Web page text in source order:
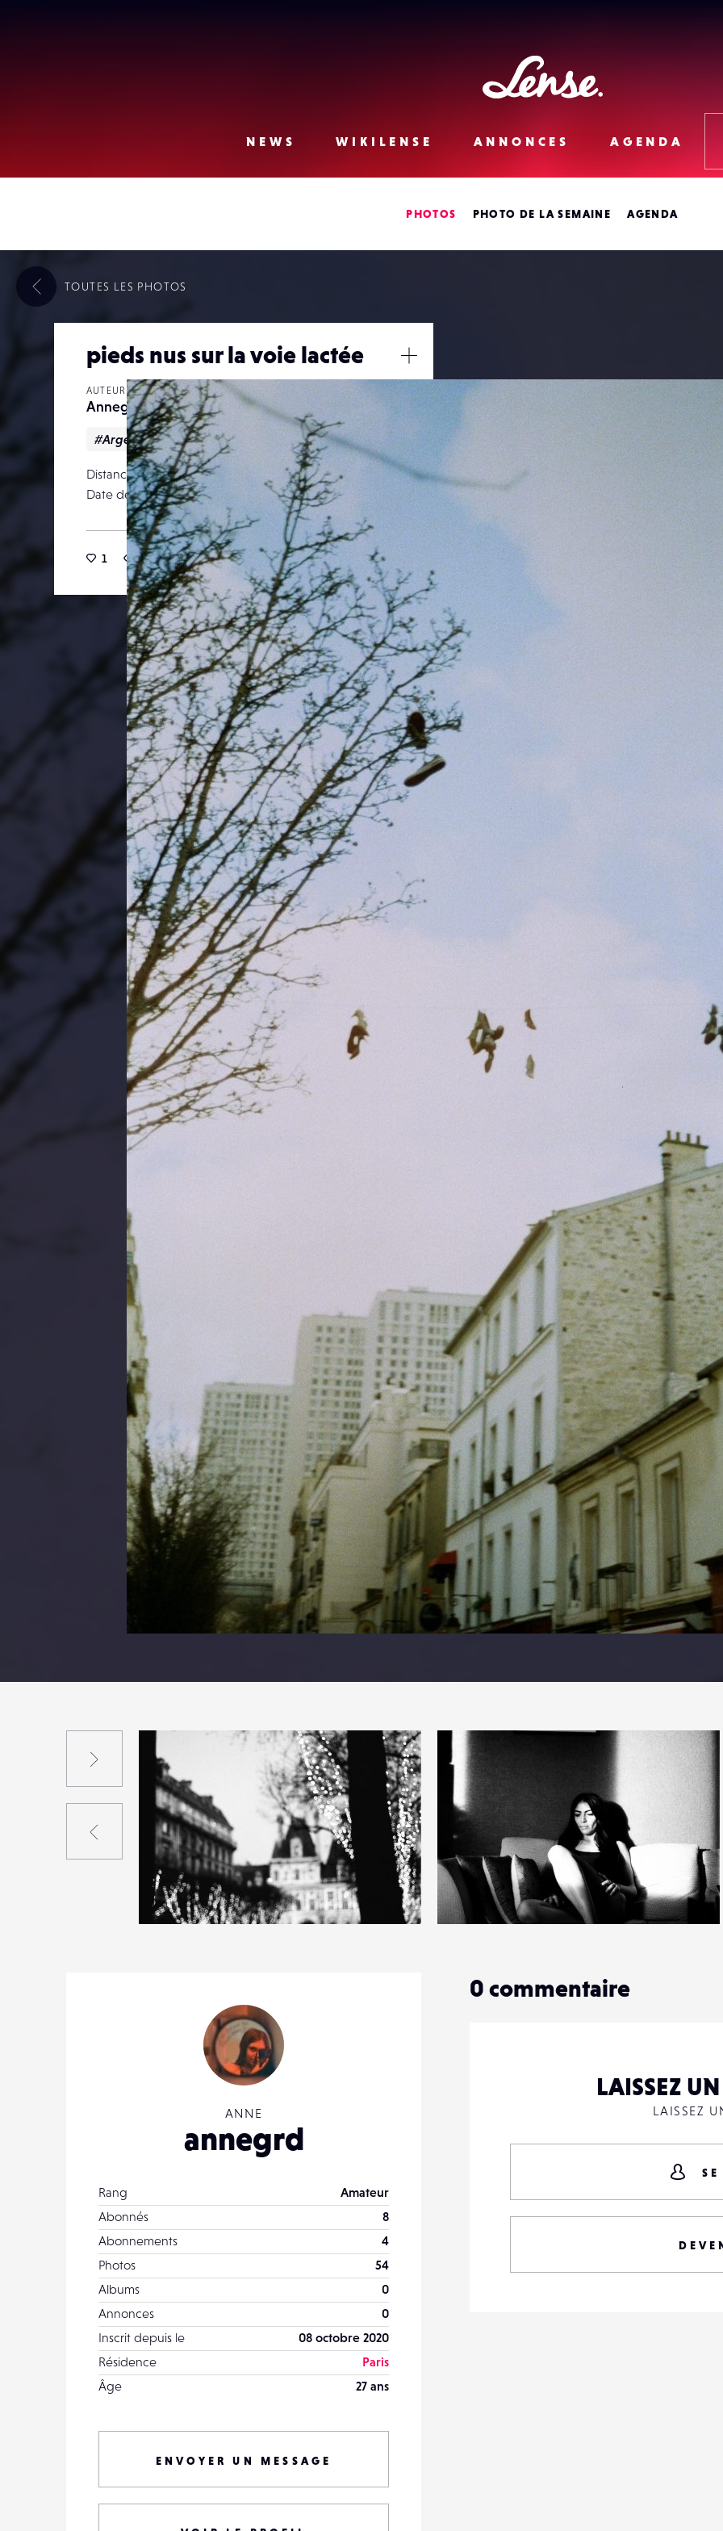
Lense
NEWS
WIKILENSE ANNONCES AGENDA
PHOTOS PHOTO DE LA SEMAINE AGENDA
pieds nus sur la voie lactée
AUTEUR
Annegrd
#Argentique
Distance focale
0 mm
Date de publication
29 janvier 2021
1 32 0
/
Fermer
TOUTES LES PHOTOS
4
17 50
Précédent
ANNE
annegrd
Rang
Amateur
Abonnés
8
Abonnements
4
Photos
54
Albums
0
Annonces
0
Inscrit depuis le
08 octobre 2020
Résidence
Paris
Âge
27 ans
ENVOYER UN MESSAGE
0 commentaire
LAISSEZ
LAISSEZ